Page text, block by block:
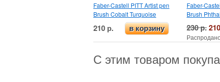
Faber-Castell PITT Artist pen
Brush Cobalt Turquoise
210 р. в корзину
Faber-
Brush
230 р.
С этим товаром